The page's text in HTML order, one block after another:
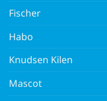
Fischer
Habo
Knudsen Kilen
Mascot